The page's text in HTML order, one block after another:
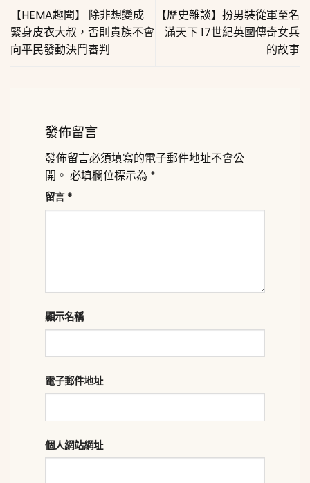
【HEMA趣聞】 除非想變成
緊身皮衣大叔，否則貴族不會
向平民發動決鬥審判
【歷史雜談】扮男裝從軍至名
滿天下 17世紀英國傳奇女兵
的故事
發佈留言
發佈留言必須填寫的電子郵件地址不會公
開。 必填欄位標示為 *
留言 *
顯示名稱
電子郵件地址
個人網站網址